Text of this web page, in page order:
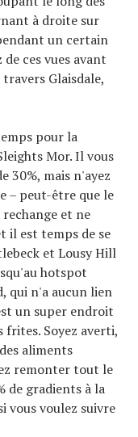
à droite sur
un certain
ces vues avant
travers Glaisdale,
pour la
Mor. Il vous
30%, mais n'ayez
– peut-être que le
et ne
il est temps de se
et Lousy Hill
hotspot
qui n'a aucun lien
un super endroit
Soyez averti,
aliments
remonter tout le
de gradients à la
vous voulez suivre